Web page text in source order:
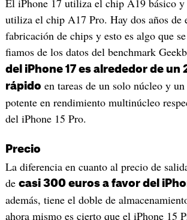
El iPhone 17 utiliza el chip A19 básico
utiliza el chip A17 Pro. Hay dos años de
fabricación de chips y esto es algo que
fiamos de los datos del benchmark
del iPhone 17 es alrededor de un
rápido en tareas de un solo núcleo y
potente en rendimiento multinúcleo
del iPhone 15 Pro.
Precio
La diferencia en cuanto al precio de
de casi 300 euros a favor del
además, tiene el doble de
ahora mismo es cierto que el iPhone 15